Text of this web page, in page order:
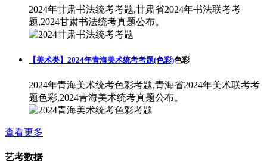
2024年甘肃书法统考考题,甘肃省2024年书法联考考
题,2024甘肃书法统考真题公布。
【美术类】2024年青海美术统考考题(色彩)色彩
2024年青海美术统考色彩考题,青海省2024年美术联考考
题色彩,2024青海美术统考真题公布。
查看更多
艺考数据